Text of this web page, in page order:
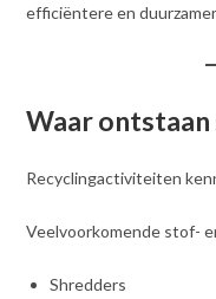
efficiëntere en
Waar
Recyclingactiviteiten
Veelvoorkomende stof-
Shredders